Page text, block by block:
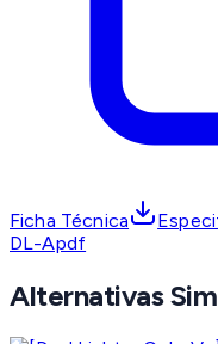
Ficha Técnica
DL-Apdf
Alternativas